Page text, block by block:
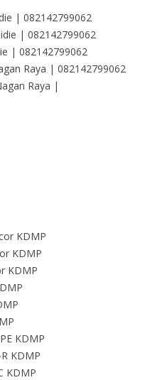
| 082142799062
| 082142799062
| 082142799062
Raya | 082142799062
Raya |
KDMP
KDMP
KDMP
KDMP
KDMP
KDMP